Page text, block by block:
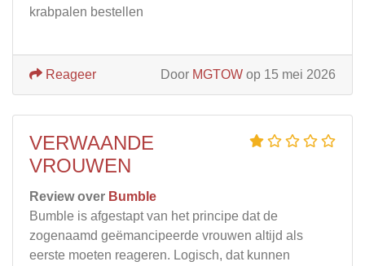
krabpalen bestellen
Door MGTOW op 15 mei 2026
Reageer
VERWAANDE
VROUWEN
Review over Bumble
Bumble is afgestapt van het principe dat de
zogenaamd geëmancipeerde vrouwen altijd als
eerste moeten reageren. Logisch, dat kunnen